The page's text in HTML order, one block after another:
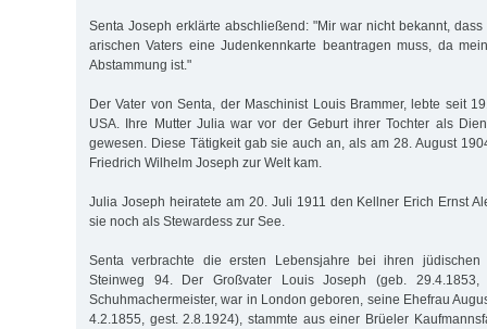
Senta Joseph erklärte abschließend: "Mir war nicht bekannt,
arischen Vaters eine Judenkennkarte beantragen muss, da
Abstammung ist."
Der Vater von Senta, der Maschinist Louis Brammer, lebte seit
USA. Ihre Mutter Julia war vor der Geburt ihrer Tochter als
gewesen. Diese Tätigkeit gab sie auch an, als am 28. August
Friedrich Wilhelm Joseph zur Welt kam.
Julia Joseph heiratete am 20. Juli 1911 den Kellner Erich Ernst
sie noch als Stewardess zur See.
Senta verbrachte die ersten Lebensjahre bei ihren jüdischen
Steinweg 94. Der Großvater Louis Joseph (geb. 29.4.1853,
Schuhmachermeister, war in London geboren, seine Ehefrau
4.2.1855, gest. 2.8.1924), stammte aus einer Brüeler